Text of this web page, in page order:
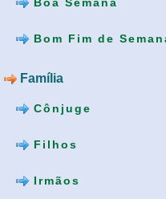
Bom Fim de
Família
Cônjuge
Filhos
Irmãos